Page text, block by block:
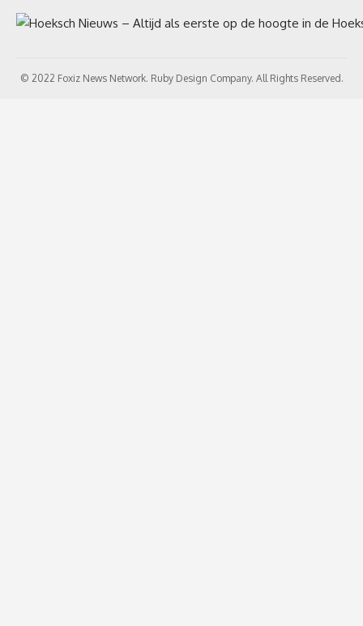
© 2022 Foxiz News Network. Ruby Design Company. All Rights Reserved.